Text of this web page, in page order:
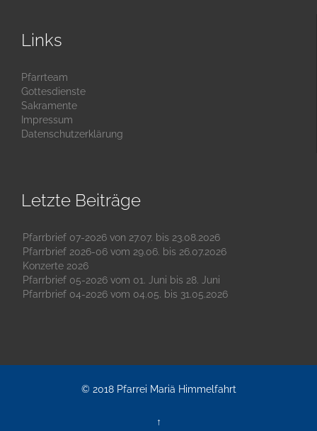
Links
Pfarrteam
Gottesdienste
Sakramente
Impressum
Datenschutzerklärung
Letzte Beiträge
Pfarrbrief 07-2026 von 27.07. bis 23.08.2026
Pfarrbrief 2026-06 vom 29.06. bis 26.07.2026
Konzerte 2026
Pfarrbrief 05-2026 vom 01. Juni bis 28. Juni
Pfarrbrief 04-2026 vom 04.05. bis 31.05.2026
© 2018 Pfarrei Mariä Himmelfahrt
↑